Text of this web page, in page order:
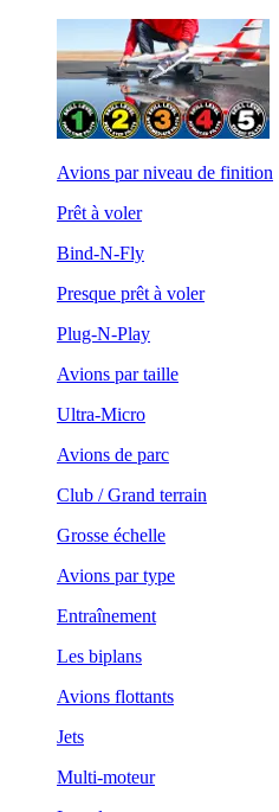
Avions par niveau de finition
Prêt à voler
Bind-N-Fly
Presque prêt à voler
Plug-N-Play
Avions par taille
Ultra-Micro
Avions de parc
Club / Grand terrain
Grosse échelle
Avions par type
Entraînement
Les biplans
Avions flottants
Jets
Multi-moteur